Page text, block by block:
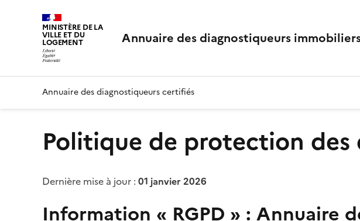
MINISTÈRE DE LA
VILLE ET DU
LOGEMENT Annuaire des diagnostiqueurs
Annuaire des diagnostiqueurs certifiés
Politique de protection des
Dernière mise à jour : 01 janvier 2026
Information « RGPD » : Annuaire